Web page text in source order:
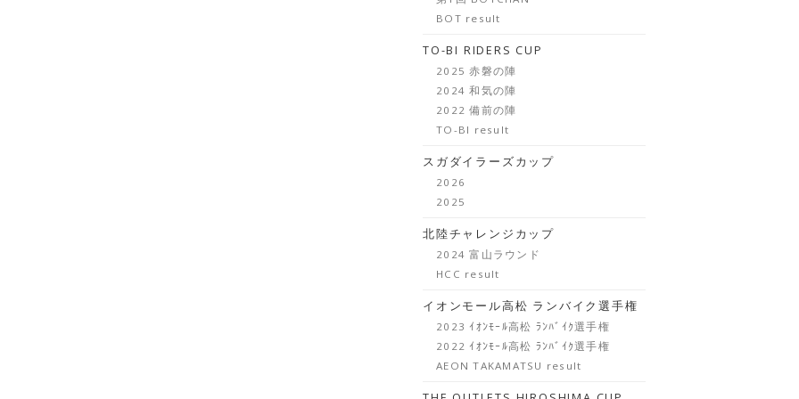
BOT result
TO-BI RIDERS CUP
2025 赤磐の陣
2024 和気の陣
2022 備前の陣
TO-BI result
スガダイラーズカップ
2026
2025
北陸チャレンジカップ
2024 富山ラウンド
HCC result
イオンモール高松 ランバイク選手権
2023 ｲｵﾝﾓｰﾙ高松 ﾗﾝﾊﾞｲｸ選手権
2022 ｲｵﾝﾓｰﾙ高松 ﾗﾝﾊﾞｲｸ選手権
AEON TAKAMATSU result